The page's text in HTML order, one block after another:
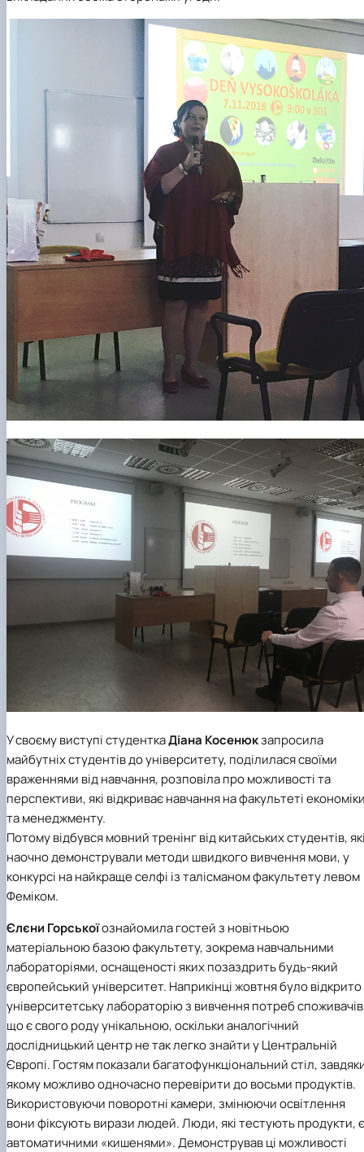
У своєму виступі студенткаДіана Косенюкзапросила
майбутніх студентів до університету, поділилася своїми
враженнями від навчання, розповіла про можливості та
перспективи, які відкриває навчання на факультеті
та менеджменту.
Потому відбувся мовний тренінг від китайських студентів,
наочно демонстрували методи швидкого вивчення мови, у
конкурсі на найкраще селфі із талісманом факультету левом
Феміком.
Єлєни Горськоїознайомила гостей з новітньою
матеріальною базою факультету, зокрема навчальними
лабораторіями, оснащеності яких позаздрить будь-який
європейський університет. Наприкінці жовтня було відкрито
університетську лабораторію з вивчення потреб
що є свого роду унікальною, оскільки аналогічний
дослідницький центр не так легко знайти у Центральній
Європі. Гостям показали багатофункціональний стіл,
якому можливо одночасно перевірити до восьми продуктів.
Використовуючи поворотні камери, змінюючи освітлення
вони фіксують вирази людей. Люди, які тестують продукти, є
автоматичними «кишенями». Демонстрував ці можливості